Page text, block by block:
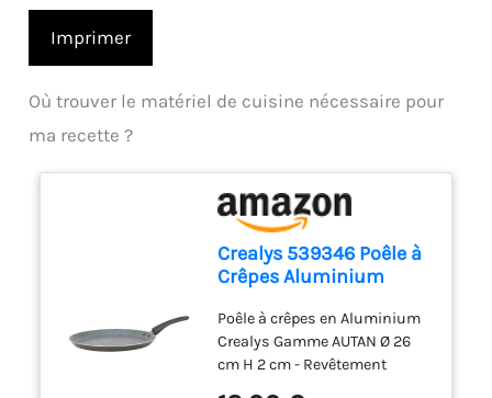
Imprimer
Où trouver le matériel de cuisine nécessaire pour
ma recette ?
Crealys 539346 Poêle à
Crêpes Aluminium
Revêtement
Antiadhésif Sain en
Céramique effet pierre -
Crêpière Coloris Gris -
Poêle à crêpes en Aluminium
Crealys Gamme AUTAN Ø 26
cm H 2 cm - Revêtement